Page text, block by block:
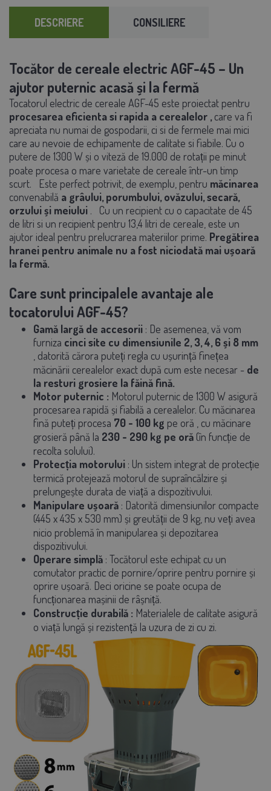
DESCRIERE CONSILIERE
Tocător de cereale electric AGF-45 – Un
ajutor puternic acasă și la fermă
Tocatorul electric de cereale AGF-45 este proiectat pentru
procesarea eficienta si rapida a cerealelor , care va fi
apreciata nu numai de gospodarii, ci si de fermele mai mici
care au nevoie de echipamente de calitate si fiabile. Cu o
putere de 1300 W și o viteză de 19.000 de rotații pe minut
poate procesa o mare varietate de cereale într-un timp
scurt.
Este perfect potrivit, de exemplu, pentru măcinarea
convenabilă a grâului, porumbului, ovăzului, secară,
orzului și meiului .
Cu un recipient cu o capacitate de 45
de litri si un recipient pentru 13,4 litri de cereale, este un
ajutor ideal pentru prelucrarea materiilor prime. Pregătirea
hranei pentru animale nu a fost niciodată mai ușoară
la fermă.
Care sunt principalele avantaje ale
tocatorului AGF-45?
Gamă largă de accesorii : De asemenea, vă vom
furniza cinci site cu dimensiunile 2, 3, 4, 6 și 8 mm
datorită cărora puteți regla cu ușurință finețea
măcinării cerealelor exact după cum este necesar - de
la resturi grosiere la făină fină.
Motor puternic : Motorul puternic de 1300 W asigură
procesarea rapidă și fiabilă a cerealelor. Cu măcinarea
fină puteți procesa 70 - 100 kg pe oră , cu măcinare
grosieră până la 230 - 290 kg pe oră (în funcție de
recolta solului).
Protecția motorului : Un sistem integrat de protecție
termică protejează motorul de supraîncălzire și
prelungește durata de viață a dispozitivului.
Manipulare ușoară : Datorită dimensiunilor compacte
(445 x 435 x 530 mm) și greutății de 9 kg, nu veți avea
nicio problemă în manipularea și depozitarea
dispozitivului.
Operare simplă : Tocătorul este echipat cu un
comutator practic de pornire/oprire pentru pornire și
oprire ușoară. Deci oricine se poate ocupa de
funcționarea mașinii de râșniță.
Construcție durabilă : Materialele de calitate asigură
o viață lungă și rezistență la uzura de zi cu zi.